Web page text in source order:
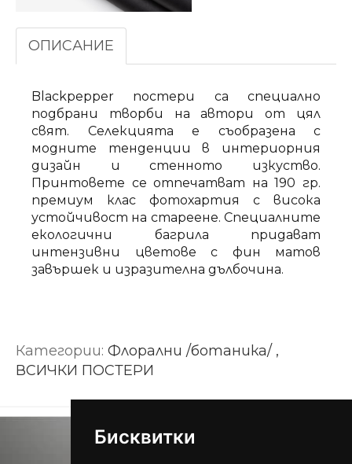
Бисквитки
ОПИСАНИЕ
Blackpepper постери са специално
подбрани творби на автори от цял
свят. Селекцията е съобразена с
модните тенденции в интериорния
дизайн и стенното изкуство.
Принтовете се отпечатват на 190 гр.
премиум клас фотохартия с висока
устойчивост на стареене. Специалните
екологични багрила придават
интензивни цветове с фин матов
завършек и изразителна дълбочина.
Категории: Флорални /ботаника/ ,
ВСИЧКИ ПОСТЕРИ